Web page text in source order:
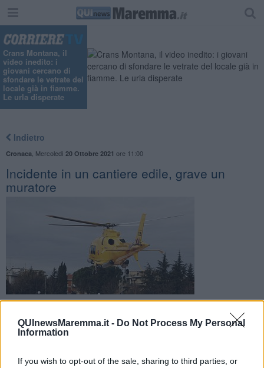
QUInewsMaremma.it - Do Not Process My Personal
Information
If you wish to opt-out of the sale, sharing to third parties, or
Crans Montana, il
video inedito: i
giovani cercano di
sfondare le vetrate del
locale già in fiamme.
Le urla disperate
Indietro
Cronaca Mercoledì 20 Ottobre 2021 ore 11:00
Incidente in un cantiere edile, grave un
muratore
schiacciamento. Trasferito all'ospedale di Orbetello in
elicottero